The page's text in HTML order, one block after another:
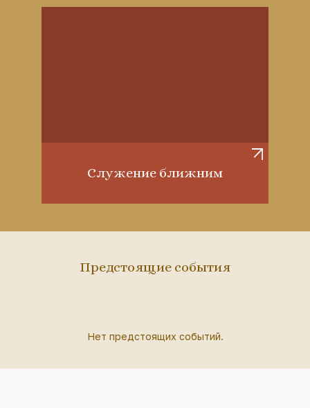
Служение ближним
Предстоящие события
Нет предстоящих событий.